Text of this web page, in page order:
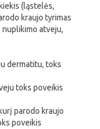
(ląstelės,
kraujo tyrimas
atveju,
dermatitu, toks
toks poveikis
parodo kraujo
poveikis